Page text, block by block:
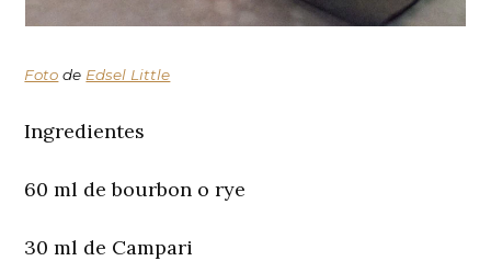
Foto de Edsel Little
Ingredientes
60 ml de bourbon o rye
30 ml de Campari